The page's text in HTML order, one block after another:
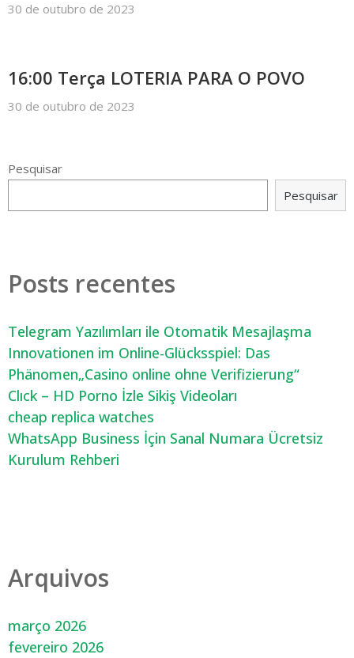
30 de outubro de 2023
16:00 Terça LOTERIA PARA O POVO
30 de outubro de 2023
Pesquisar
Pesquisar
Posts recentes
Telegram Yazılımları ile Otomatik Mesajlaşma
Innovationen im Online-Glücksspiel: Das
Phänomen„Casino online ohne Verifizierung“
Clıck – HD Porno İzle Sikiş Videoları
cheap replica watches
WhatsApp Business İçin Sanal Numara Ücretsiz
Kurulum Rehberi
Arquivos
março 2026
fevereiro 2026